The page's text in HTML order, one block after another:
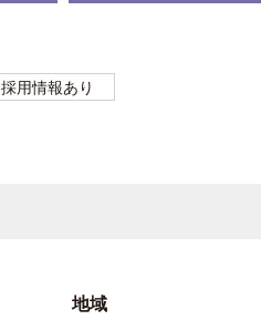
採用情報あり
地域